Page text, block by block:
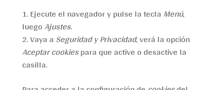
Ejecute el navegador y pulse la teclaMenú,
luegoAjustes.
Vaya aSeguridad y Privacidad, verá la opción
Aceptar cookiespara que active o desactive la
casilla.